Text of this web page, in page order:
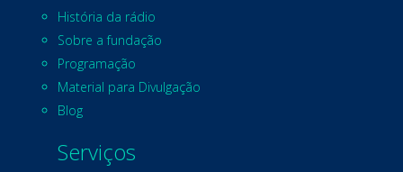
História da rádio
Sobre a fundação
Programação
Material para Divulgação
Blog
Serviços